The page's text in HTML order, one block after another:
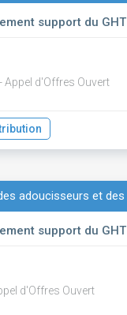
support du
Appel d'Offres Ouvert
adoucisseurs et
support du
d'Offres Ouvert